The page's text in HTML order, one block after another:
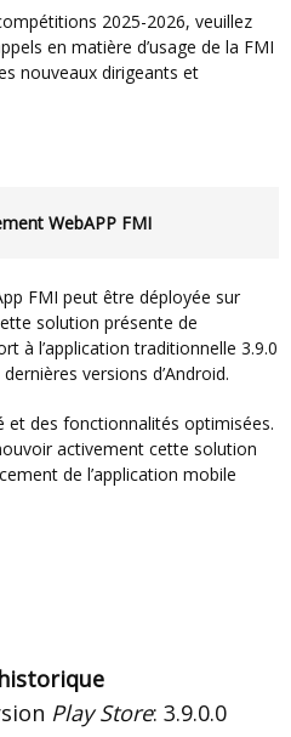
en matière d’usage de la FMI
nouveaux dirigeants et
WebAPP FMI
FMI peut être déployée sur
solution présente de
à l’application traditionnelle 3.9.0
versions d’Android.
activement cette solution
de l’application mobile
Play Store: 3.9.0.0